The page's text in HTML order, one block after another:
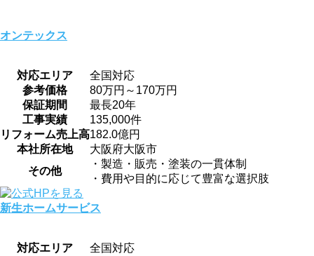
オンテックス
対応エリア
全国対応
参考価格
80万円～170万円
保証期間
最長20年
工事実績
135,000件
リフォーム売上高182.0億円
本社所在地
大阪府大阪市
その他
・製造・販売・塗装の一貫体制
・費用や目的に応じて豊富な選択肢
新生ホームサービス
対応エリア
全国対応